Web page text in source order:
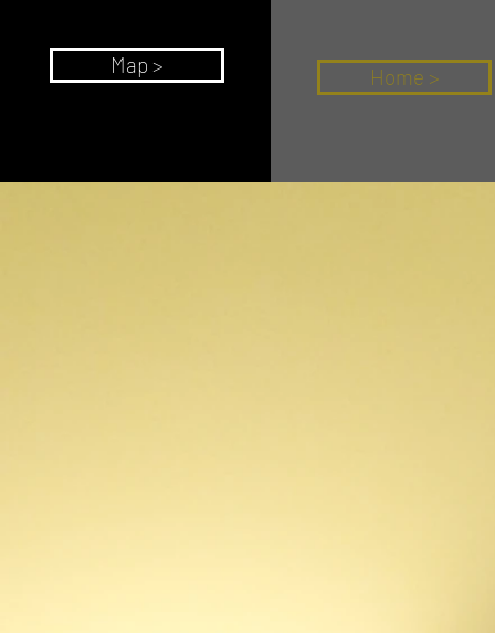
Map > Home >